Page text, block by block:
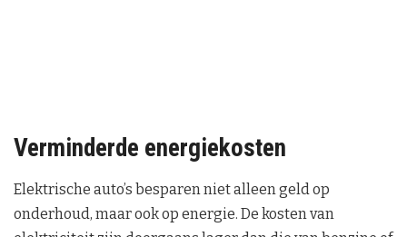
Verminderde energiekosten
Elektrische auto’s besparen niet alleen geld op
onderhoud, maar ook op energie. De kosten van